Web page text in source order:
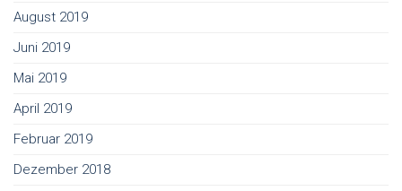
August 2019
Juni 2019
Mai 2019
April 2019
Februar 2019
Dezember 2018